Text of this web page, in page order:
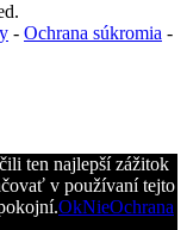
- Ochrana súkromia -
ten najlepší zážitok
v používaní tejto
OkNieOchrana